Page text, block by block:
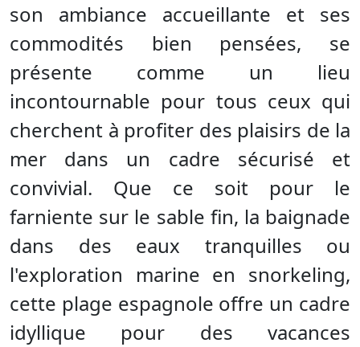
son ambiance accueillante et ses
commodités bien pensées, se
présente comme un lieu
incontournable pour tous ceux qui
cherchent à profiter des plaisirs de la
mer dans un cadre sécurisé et
convivial. Que ce soit pour le
farniente sur le sable fin, la baignade
dans des eaux tranquilles ou
l'exploration marine en snorkeling,
cette plage espagnole offre un cadre
idyllique pour des vacances